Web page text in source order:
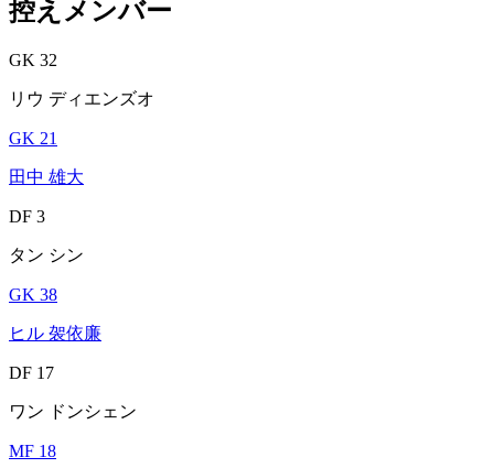
控えメンバー
GK 32
リウ ディエンズオ
GK 21
田中 雄大
DF 3
タン シン
GK 38
ヒル 袈依廉
DF 17
ワン ドンシェン
MF 18